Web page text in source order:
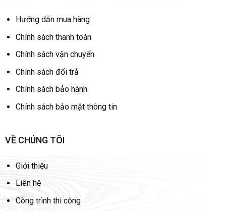
Hướng dẫn mua hàng
Chính sách thanh toán
Chính sách vận chuyển
Chính sách đổi trả
Chính sách bảo hành
Chính sách bảo mật thông tin
VỀ CHÚNG TÔI
Giới thiệu
Liên hệ
Công trình thi công